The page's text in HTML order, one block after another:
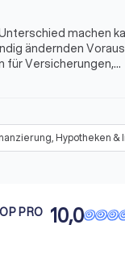
machen
ändernden
für Versicherungen,
Hypotheken &
PRO 10,0